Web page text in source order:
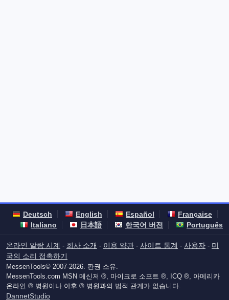
Deutsch English Español
Française
Italiano
日本語 한국어 버전 Português
온라인 알람 시계 - 회사 소개 - 이용 약관 - 사이트 통계 - 사용자 - 미
국의 소리 접촉하기
MessenTools© 2007-2026. 판권 소유.
MessenTools.com MSN 메신저 ®, 마이크로 소프트 ®, ICQ ®, 아메리카
온라인 ® 병원이나 야후 ® 병원과의 법적 관계가 없습니다.
DannetStudio